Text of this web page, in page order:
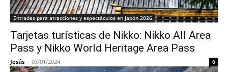
Entradas para atracciones y espectáculos en Japón 2026
Tarjetas turísticas de Nikko: Nikko All Area
Pass y Nikko World Heritage Area Pass
Jesús - 03/01/2024 0